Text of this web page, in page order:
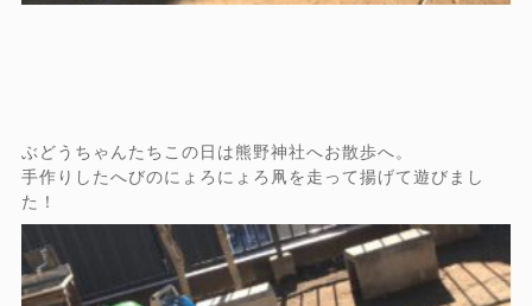
ぶどうちゃんたちこの日は熊野神社へお散歩へ。
手作りしたへびのにょろにょろ凧を走って揚げて遊びまし
た！